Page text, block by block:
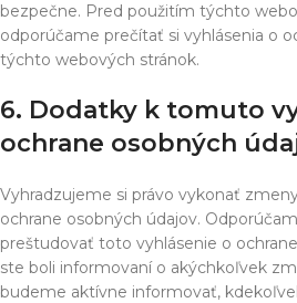
bezpečne. Pred použitím týchto
odporúčame prečítať si vyhlásenia o
týchto webových stránok.
6. Dodatky k tomuto
ochrane osobných
Vyhradzujeme si právo vykonať
ochrane osobných údajov.
preštudovať toto vyhlásenie o
ste boli informovaní o akýchkoľvek
budeme aktívne informovať,